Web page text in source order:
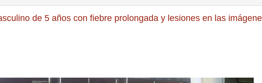
de 5 años con fiebre prolongada y lesiones en las